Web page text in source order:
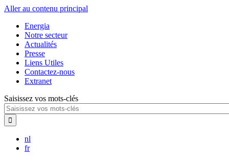
Aller au contenu principal
Energia
Notre secteur
Actualités
Presse
Liens Utiles
Contactez-nous
Extranet
Saisissez vos mots-clés
nl
fr